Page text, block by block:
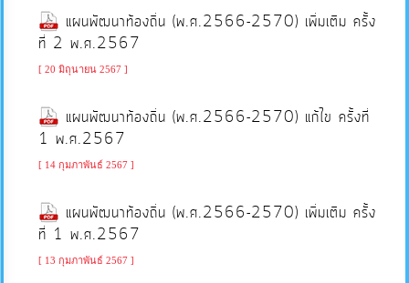
ให้
บริการ
ใช้
จ่าย
งบ
ประจำ
แผนพัฒนาท้องถิ่น (พ.ศ.2566-2570) เพิ่มเติม ครั้ง
ที่ 2 พ.ศ.2567
[ 20 มิถุนายน 2567 ]
แผนพัฒนาท้องถิ่น (พ.ศ.2566-2570) แก้ไข ครั้งที่
1 พ.ศ.2567
[ 14 กุมภาพันธ์ 2567 ]
แผนพัฒนาท้องถิ่น (พ.ศ.2566-2570) เพิ่มเติม ครั้ง
ที่ 1 พ.ศ.2567
[ 13 กุมภาพันธ์ 2567 ]